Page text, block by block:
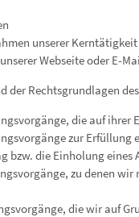
unserer
Webseite oder E-
Rechtsgrundlagen des
die auf
zur
bzw. die Einholung eines
zu denen
die wir auf